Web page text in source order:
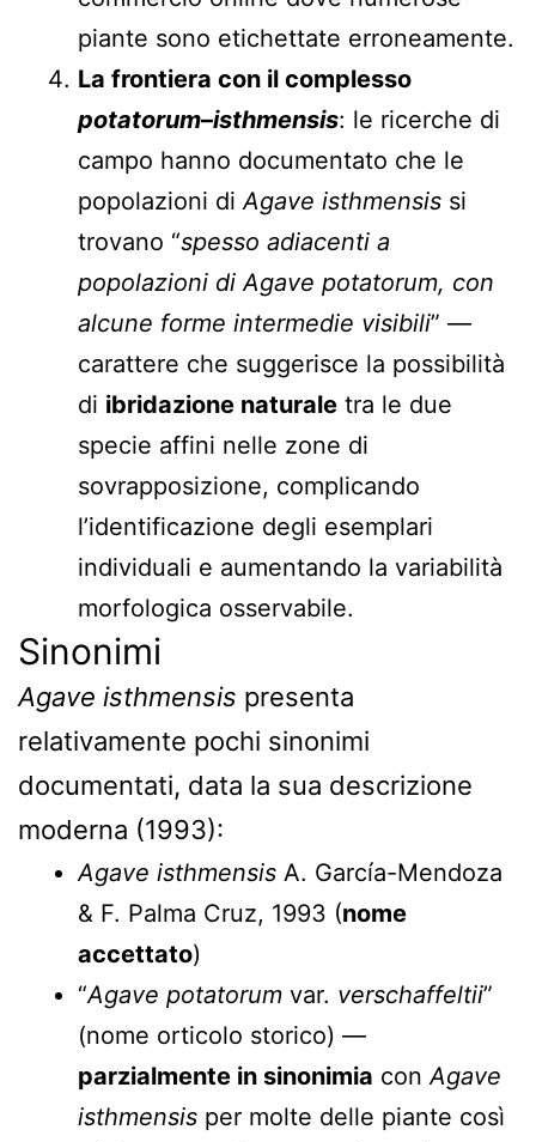
piante sono etichettate erroneamente.
La frontiera con il complesso
potatorum–isthmensis: le ricerche di
campo hanno documentato che le
popolazioni di Agave isthmensis si
trovano “spesso adiacenti a
popolazioni di Agave potatorum, con
alcune forme intermedie visibili” —
carattere che suggerisce la possibilità
di ibridazione naturale tra le due
specie affini nelle zone di
sovrapposizione, complicando
l’identificazione degli esemplari
individuali e aumentando la variabilità
morfologica osservabile.
Sinonimi
Agave isthmensis presenta
relativamente pochi sinonimi
documentati, data la sua descrizione
moderna (1993):
Agave isthmensis A. García-Mendoza
& F. Palma Cruz, 1993 (nome
accettato)
“Agave potatorum var. verschaffeltii”
(nome orticolo storico) —
parzialmente in sinonimia con Agave
isthmensis per molte delle piante così